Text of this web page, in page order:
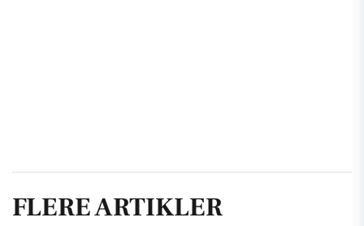
FLERE ARTIKLER